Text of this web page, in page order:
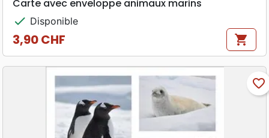
Carte avec enveloppe animaux marins
check Disponible
Prix
3,90 CHF shopping_cart
favorite_border